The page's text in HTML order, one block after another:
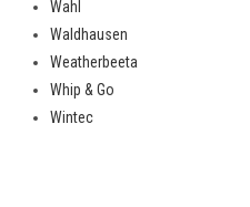
Wahl
Waldhausen
Weatherbeeta
Whip & Go
Wintec